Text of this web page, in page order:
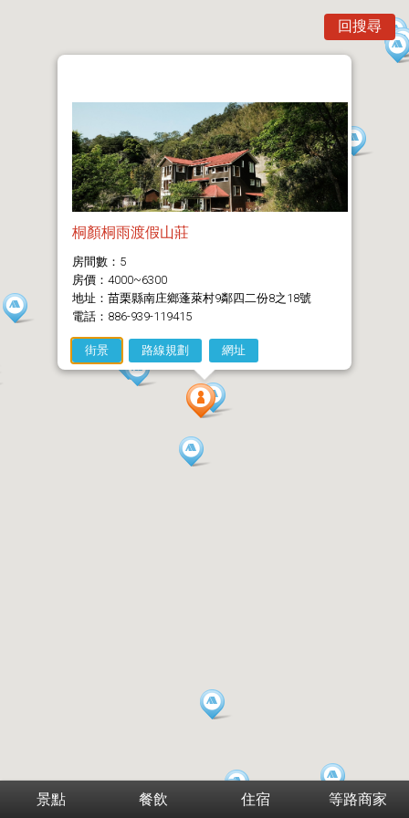
景點 餐飲 住宿 等路商家
回搜尋
桐顏桐雨渡假山莊
房間數：5
房價：4000~6300
地址：苗栗縣南庄鄉蓬萊村9鄰四二份8之18號
電話：886-939-119415
街景 路線規劃 網址